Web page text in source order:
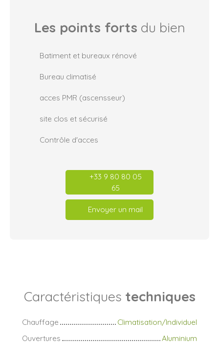
Les points forts du bien
Batiment et bureaux rénové
Bureau climatisé
acces PMR (ascensseur)
site clos et sécurisé
Contrôle d'acces
+33 9 80 80 05
65
Envoyer un mail
Caractéristiques techniques
Chauffage
Climatisation/Individuel
Ouvertures
Aluminium